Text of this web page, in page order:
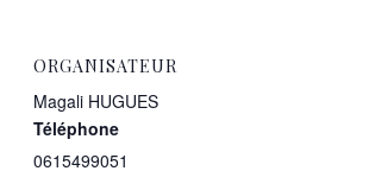
ORGANISATEUR
Magali HUGUES
Téléphone